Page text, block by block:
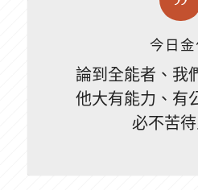
今日金
論到全能者、我
他大有能力、有
必不苦待